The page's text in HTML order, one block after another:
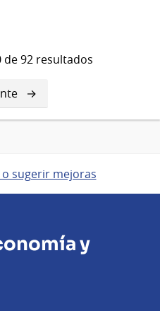
de 92 resultados
sugerir mejoras
y